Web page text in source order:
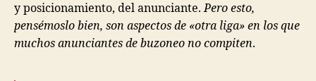
y posicionamiento, del anunciante.Pero esto,
pensémoslo bien, son aspectos de «otra liga» en los que
muchos anunciantes de buzoneo no compiten.